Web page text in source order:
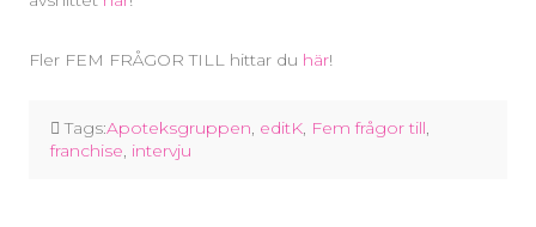
Fler FEM FRÅGOR TILL hittar du här!
Tags:Apoteksgruppen editK, Fem frågor till
franchise intervju